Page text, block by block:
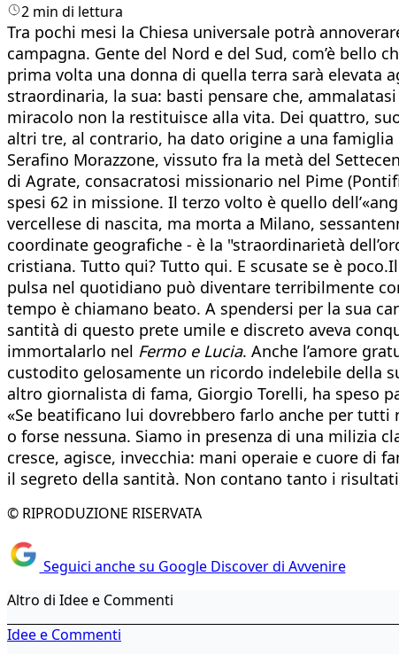
2 min di lettura
Tra pochi mesi la Chiesa universale potrà
campagna. Gente del Nord e del Sud, com’è bello
prima volta una donna di quella terra sarà elevata
straordinaria, la sua: basti pensare che,
miracolo non la restituisce alla vita. Dei quattro,
altri tre, al contrario, ha dato origine a una
Serafino Morazzone, vissuto fra la metà del
di Agrate, consacratosi missionario nel Pime
spesi 62 in missione. Il terzo volto è quello
vercellese di nascita, ma morta a Milano,
coordinate geografiche - è la "straordinarietà
cristiana. Tutto qui? Tutto qui. E scusate se è
pulsa nel quotidiano può diventare terribilmente
tempo è chiamano beato. A spendersi per la sua
santità di questo prete umile e discreto aveva
immortalarlo nel Fermo e Lucia. Anche l’amore
custodito gelosamente un ricordo indelebile della
altro giornalista di fama, Giorgio Torelli, ha speso
«Se beatificano lui dovrebbero farlo anche per tutti
o forse nessuna. Siamo in presenza di una milizia
cresce, agisce, invecchia: mani operaie e cuore di
il segreto della santità. Non contano tanto i
© RIPRODUZIONE RISERVATA
Seguici anche su Google Discover di Avvenire
Altro di Idee e Commenti
Idee e Commenti